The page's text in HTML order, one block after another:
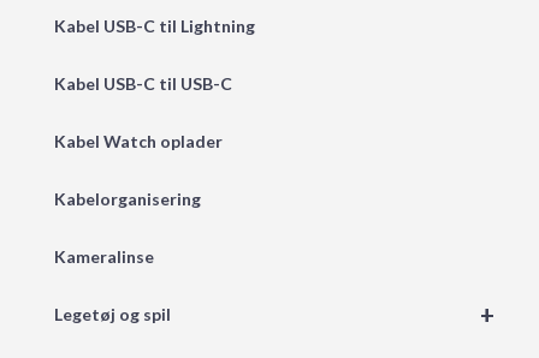
Kabel USB-C til Lightning
Kabel USB-C til USB-C
Kabel Watch oplader
Kabelorganisering
Kameralinse
+
Legetøj og spil